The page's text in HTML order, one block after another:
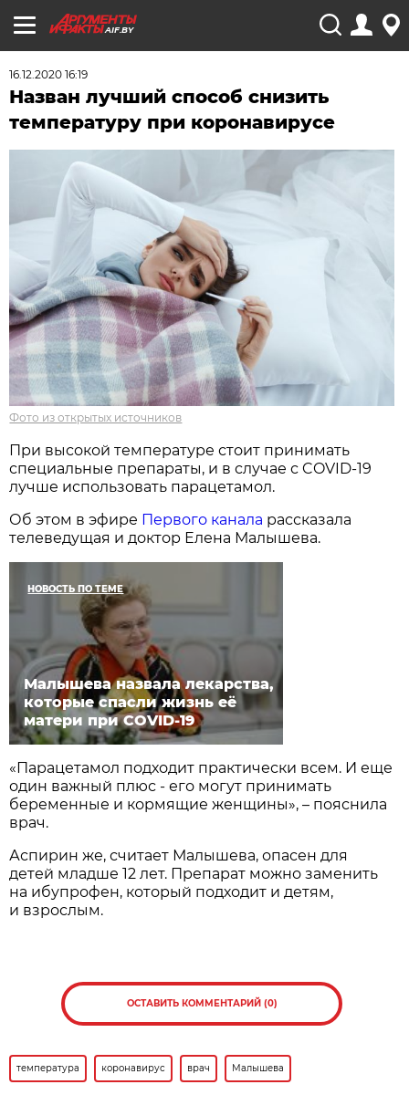
AIF.BY
16.12.2020 16:19
Назван лучший способ снизить
температуру при коронавирусе
Фото из открытых источников
При высокой температуре стоит принимать
специальные препараты, и в случае с COVID-19
лучше использовать парацетамол.
Об этом в эфире Первого канала рассказала
телеведущая и доктор Елена Малышева.
НОВОСТЬ ПО ТЕМЕ
Малышева назвала лекарства,
которые спасли жизнь её
матери при COVID-19
«Парацетамол подходит практически всем. И еще
один важный плюс - его могут принимать
беременные и кормящие женщины», – пояснила
врач.
Аспирин же, считает Малышева, опасен для
детей младше 12 лет. Препарат можно заменить
на ибупрофен, который подходит и детям,
и взрослым.
ОСТАВИТЬ КОММЕНТАРИЙ (0)
температура коронавирус врач Малышева